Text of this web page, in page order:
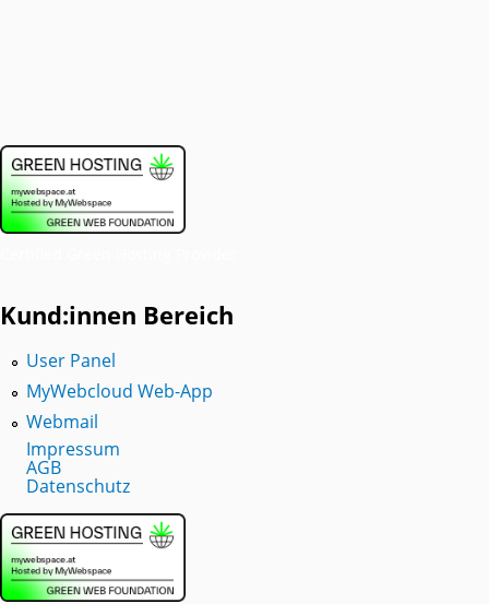
Kund:innen Bereich
User Panel
MyWebcloud Web-App
Webmail
Impressum
AGB
Datenschutz